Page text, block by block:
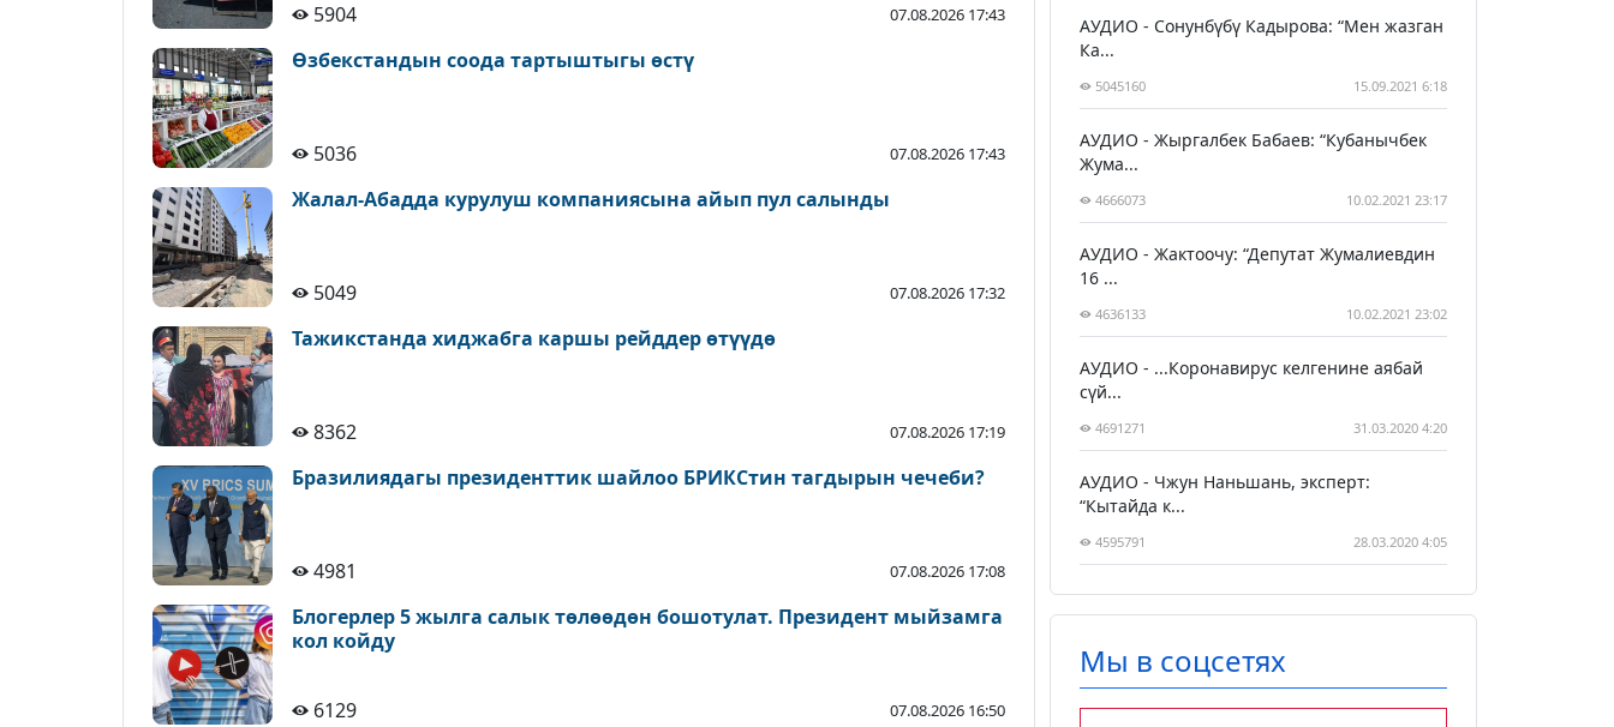
5904 07.08.2026 17:43
Өзбекстандын соода тартыштыгы өстү
5036 07.08.2026 17:43
Жалал-Абадда курулуш компаниясына айып пул салынды
5049 07.08.2026 17:32
Тажикстанда хиджабга каршы рейддер өтүүдө
8362 07.08.2026 17:19
Бразилиядагы президенттик шайлоо БРИКСтин тагдырын чечеби?
4981 07.08.2026 17:08
Блогерлер 5 жылга салык төлөөдөн бошотулат. Президент мыйзамга
кол койду
6129 07.08.2026 16:50
АУДИО - Сонунбүбү Кадырова: “Мен жазган
Ка...
5045160 15.09.2021 6:18
АУДИО - Жыргалбек Бабаев: “Кубанычбек
Жума...
4666073 10.02.2021 23:17
АУДИО - Жактоочу: “Депутат Жумалиевдин
16 ...
4636133 10.02.2021 23:02
АУДИО - ...Коронавирус келгенине аябай
сүй...
4691271 31.03.2020 4:20
АУДИО - Чжун Наньшань, эксперт:
“Кытайда к...
4595791 28.03.2020 4:05
Мы в соцсетях